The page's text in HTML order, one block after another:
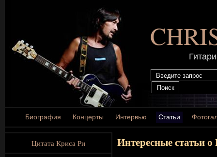
Биография Концерты Интервью Статьи
Цитата Криса Ри Интересные статьи